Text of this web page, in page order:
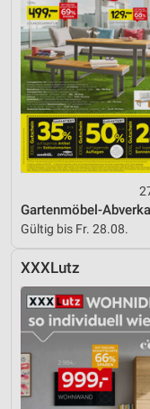
Gartenmöbel-
Gültig bis Fr. 28.08.
XXXLutz